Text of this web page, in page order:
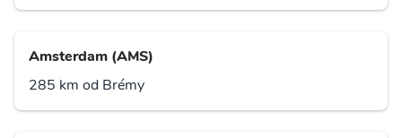
Amsterdam (AMS)
285 km od Brémy